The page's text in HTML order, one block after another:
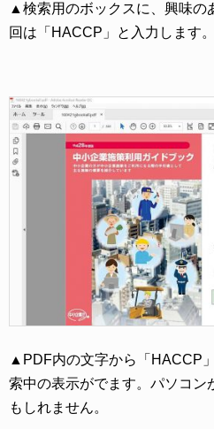
▲検索用のボックスに、興味の
回は「HACCP」と入力します。
▲PDF内の文字から「HACCP
索中の表示がでます。パソコン
もしれません。